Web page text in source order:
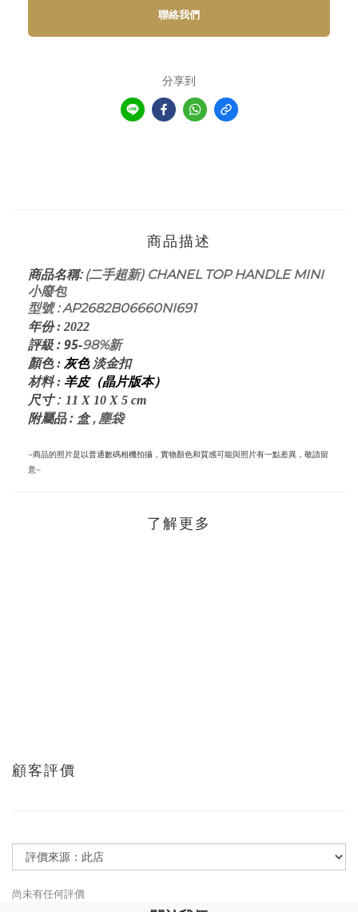
聯絡我們
分享到
商品描述
商品名稱: (二手超新) CHANEL TOP HANDLE MINI
小廢包
型號 : AP2682B06660NI691
年份: 2022
評級: 95-98%新
顏色: 灰色淡金扣
材料: 羊皮（晶片版本）
尺寸: 11 X 10 X 5 cm
附屬品: 盒, 塵袋
~商品的照片是以普通數碼相機拍攝，實物顏色和質感可能與照片有一點差異，敬請留
意~
了解更多
顧客評價
尚未有任何評價